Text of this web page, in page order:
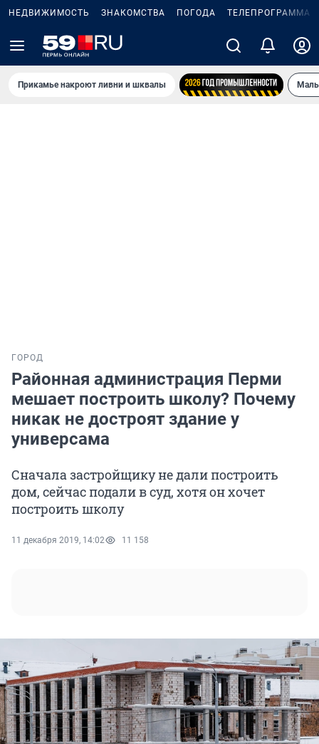
НЕДВИЖИМОСТЬ ЗНАКОМСТВА ПОГОДА ТЕЛЕПРОГРАММА
Прикамье накроют ливни и шквалы
ГОРОД
Районная администрация Перми
мешает построить школу? Почему
никак не достроят здание у
универсама
Сначала застройщику не дали построить
дом, сейчас подали в суд, хотя он хочет
построить школу
11 декабря 2019, 14:02 11 158